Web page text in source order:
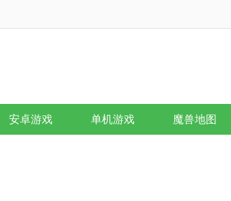
安卓游戏 单机游戏 魔兽地图